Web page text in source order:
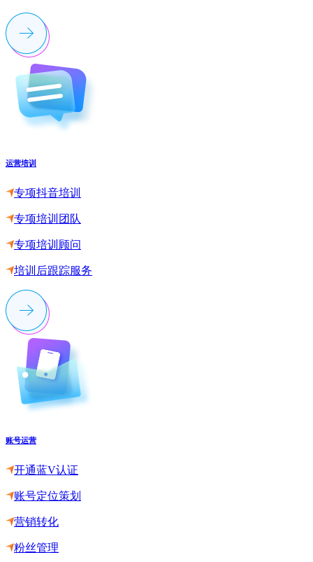
运营培训
专项抖音培训
专项培训团队
专项培训顾问
培训后跟踪服务
账号运营
开通蓝V认证
账号定位策划
营销转化
粉丝管理